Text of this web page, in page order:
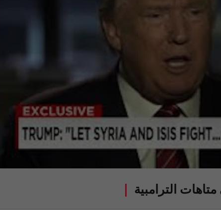
الترامبية